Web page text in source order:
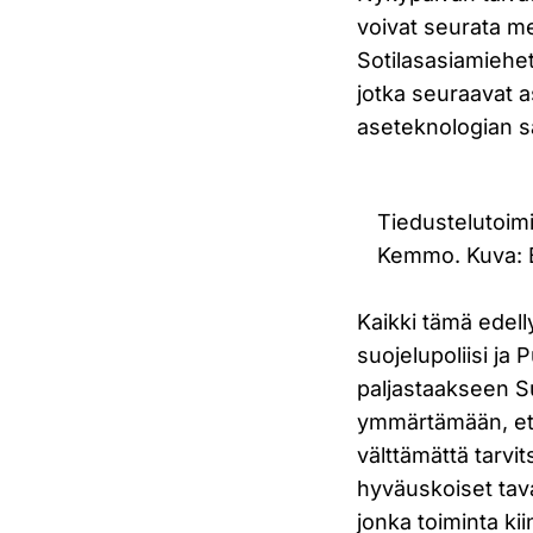
voivat seurata
jotka seuraavat
aseteknologian
Kemmo. Kuva:
Kaikki tämä
suojelupoliisi ja
paljastaakseen
ymmärtämään,
välttämättä
hyväuskoiset
jonka toiminta